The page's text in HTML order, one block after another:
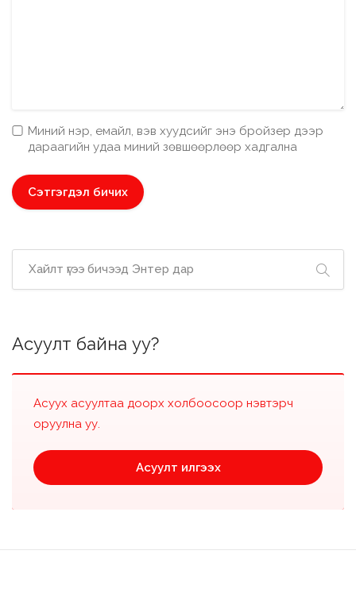
Миний нэр, емайл, вэв хуудсийг энэ бройзер дээр
дараагийн удаа миний зөвшөөрлөөр хадгална
Асуулт байна уу?
Асуух асуултаа доорх холбоосоор нэвтэрч
оруулна уу.
Асуулт илгээх